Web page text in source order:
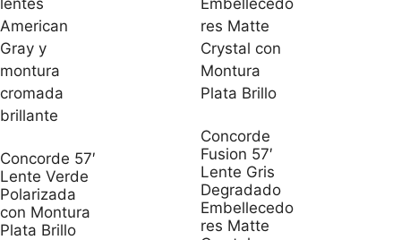
Concorde 57′
Lente Verde
Polarizada
con Montura
Plata Brillo
Concorde
Fusion 57′
Lente Gris
Degradado
Embellecedo
res Matte